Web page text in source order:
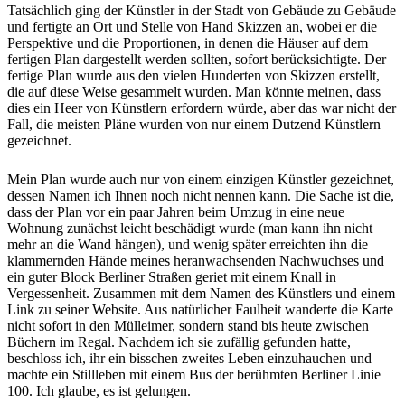
Tatsächlich ging der Künstler in der Stadt von Gebäude zu Gebäude
und fertigte an Ort und Stelle von Hand Skizzen an, wobei er die
Perspektive und die Proportionen, in denen die Häuser auf dem
fertigen Plan dargestellt werden sollten, sofort berücksichtigte. Der
fertige Plan wurde aus den vielen Hunderten von Skizzen erstellt,
die auf diese Weise gesammelt wurden. Man könnte meinen, dass
dies ein Heer von Künstlern erfordern würde, aber das war nicht der
Fall, die meisten Pläne wurden von nur einem Dutzend Künstlern
gezeichnet.
Mein Plan wurde auch nur von einem einzigen Künstler gezeichnet,
dessen Namen ich Ihnen noch nicht nennen kann. Die Sache ist die,
dass der Plan vor ein paar Jahren beim Umzug in eine neue
Wohnung zunächst leicht beschädigt wurde (man kann ihn nicht
mehr an die Wand hängen), und wenig später erreichten ihn die
klammernden Hände meines heranwachsenden Nachwuchses und
ein guter Block Berliner Straßen geriet mit einem Knall in
Vergessenheit. Zusammen mit dem Namen des Künstlers und einem
Link zu seiner Website. Aus natürlicher Faulheit wanderte die Karte
nicht sofort in den Mülleimer, sondern stand bis heute zwischen
Büchern im Regal. Nachdem ich sie zufällig gefunden hatte,
beschloss ich, ihr ein bisschen zweites Leben einzuhauchen und
machte ein Stillleben mit einem Bus der berühmten Berliner Linie
100. Ich glaube, es ist gelungen.